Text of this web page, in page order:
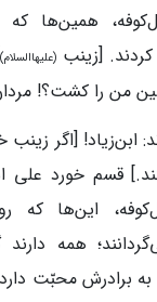
همین‌ها
[زینب (علیهاالسلام)
من را کشت؟!
ابن‌زیاد! [اگر
قسم خورد
این‌ها که
همه
برادرش محبّت